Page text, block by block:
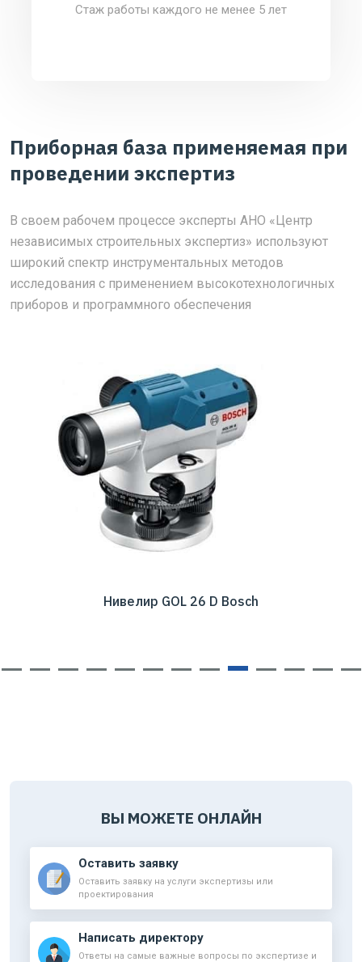
ВЫ МОЖЕТЕ ОНЛАЙН
Оставить заявку
Оставить заявку на услуги экспертизы или
проектирования
Написать директору
Ответы на самые важные вопросы по экспертизе и
Стаж работы каждого не менее 5 лет
Приборная база применяемая при
проведении экспертиз
В своем рабочем процессе эксперты АНО «Центр
независимых строительных экспертиз» используют
широкий спектр инструментальных методов
исследования с применением высокотехнологичных
приборов и программного обеспечения
Нивелир GOL 26 D Bosch